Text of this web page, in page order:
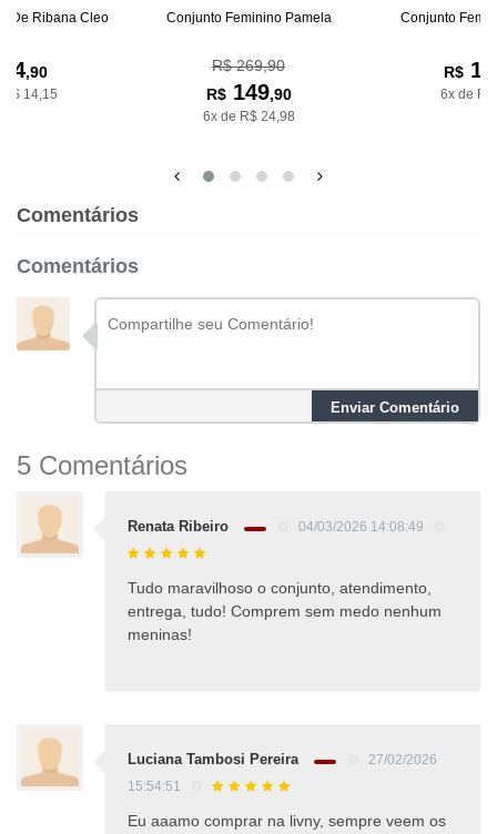
De Ribana Cleo
,90
14,15
Conjunto Feminino Pamela
R$ 269,90
R$149,90
6x de R$ 24,98
Conjunto
R$
6x de
Comentários
Comentários
Enviar Comentário
5 Comentários
Renata Ribeiro 04/03/2026 14:08:49
Tudo maravilhoso o conjunto, atendimento,
entrega, tudo! Comprem sem medo nenhum
meninas!
Luciana Tambosi Pereira
27/02/2026
15:54:51
Eu aaamo comprar na livny, sempre veem os